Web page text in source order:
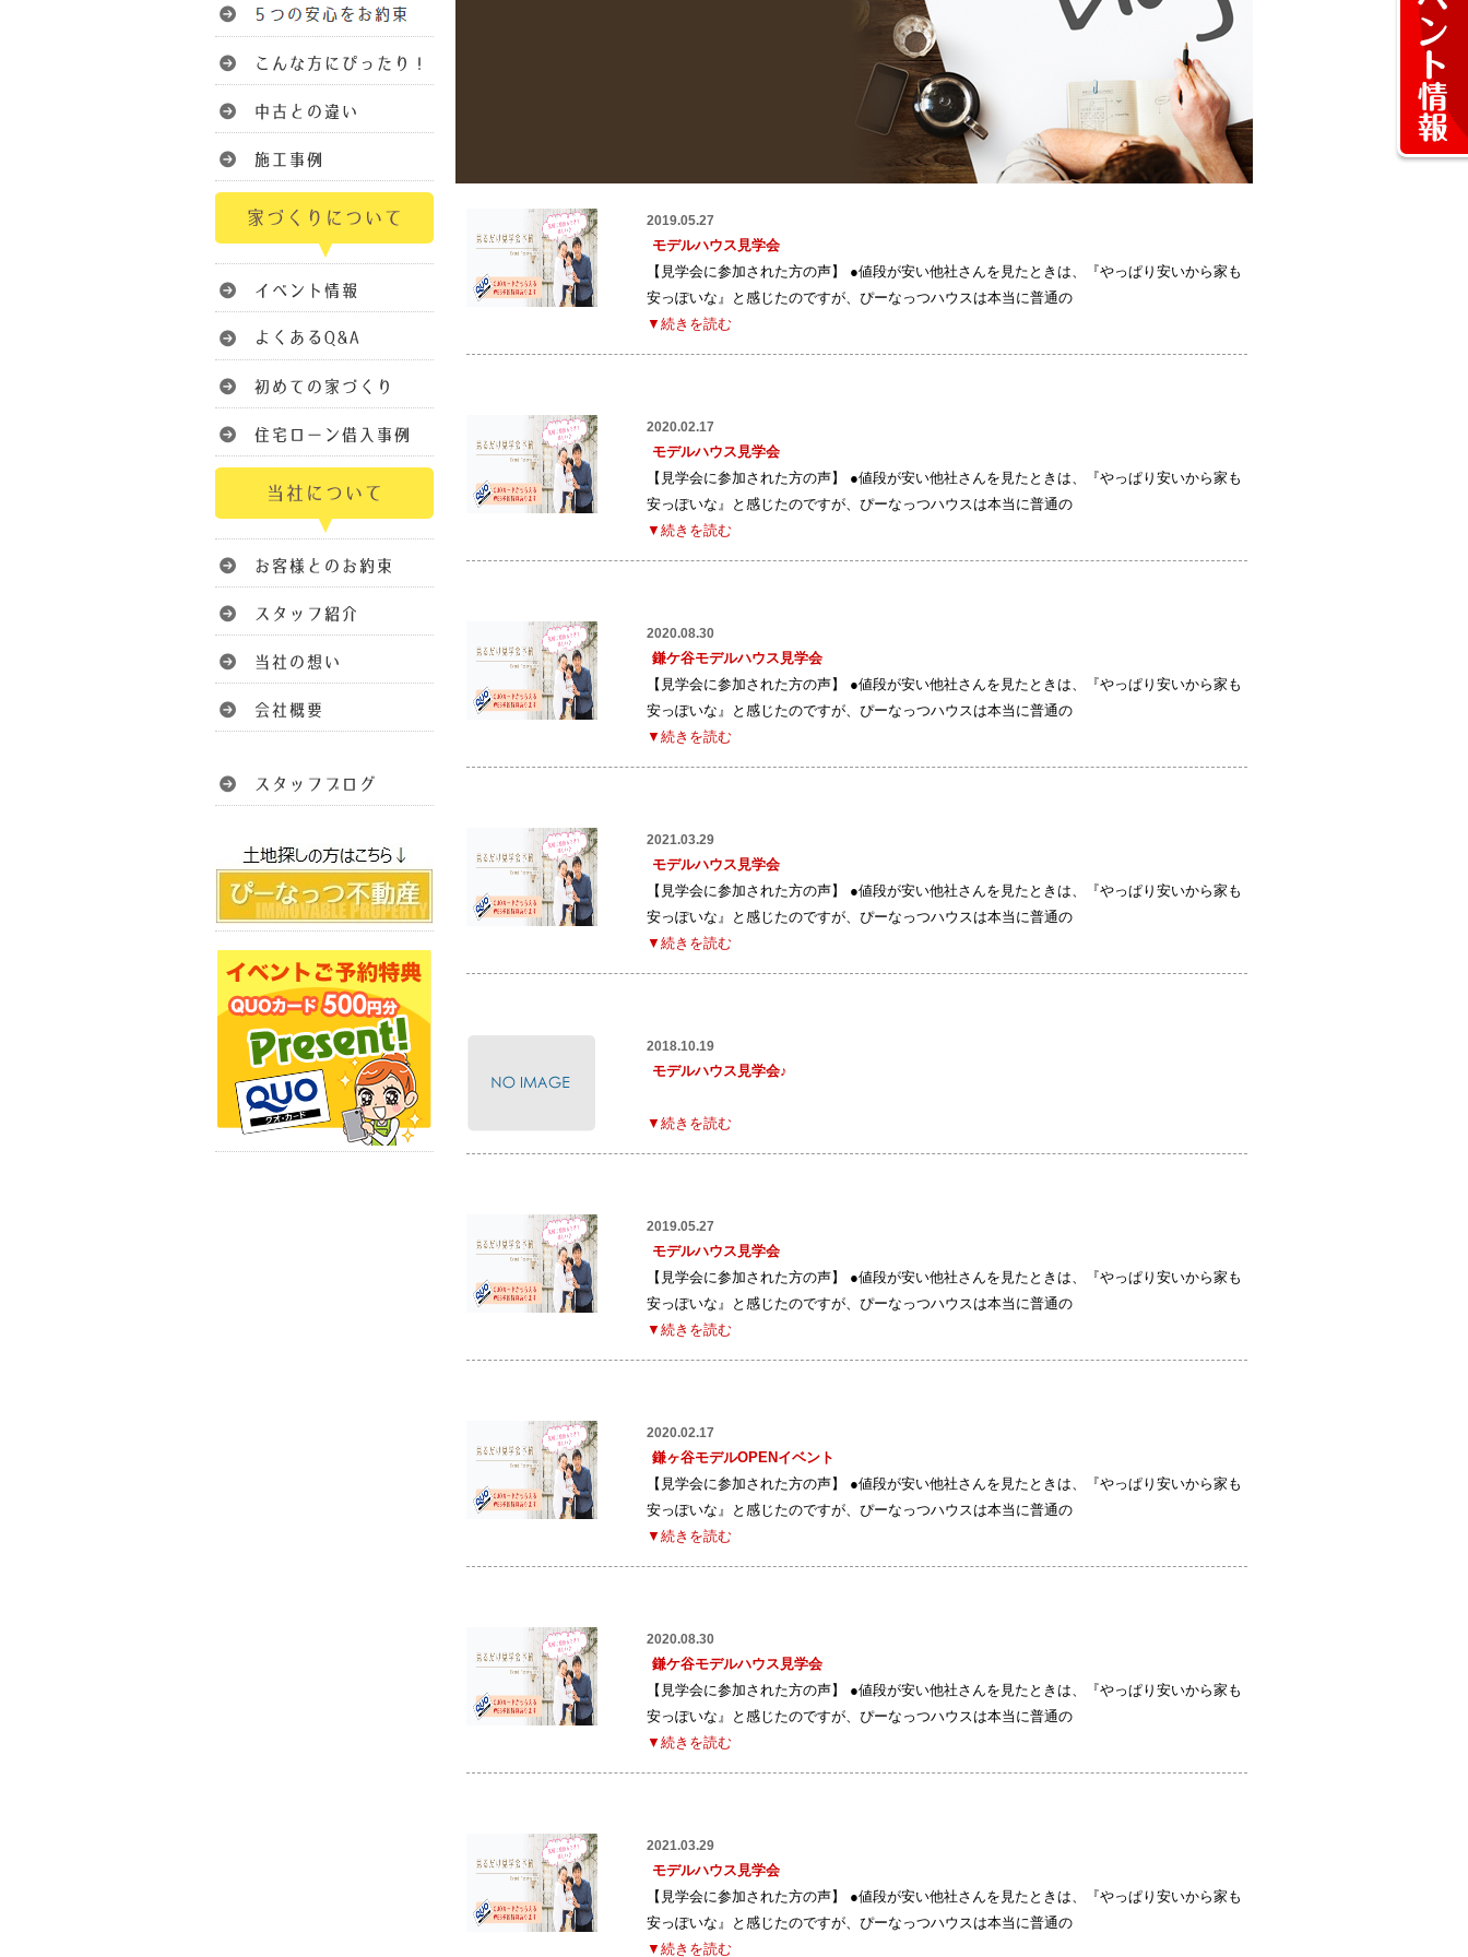
2019.05.27
モデルハウス見学会
【見学会に参加された方の声】 ●値段が安い他社さんを見たときは、『やっぱり安いから家も
安っぽいな』と感じたのですが、ぴーなっつハウスは本当に普通の
▼続きを読む
2020.02.17
モデルハウス見学会
【見学会に参加された方の声】 ●値段が安い他社さんを見たときは、『やっぱり安いから家も
安っぽいな』と感じたのですが、ぴーなっつハウスは本当に普通の
▼続きを読む
2020.08.30
鎌ケ谷モデルハウス見学会
【見学会に参加された方の声】 ●値段が安い他社さんを見たときは、『やっぱり安いから家も
安っぽいな』と感じたのですが、ぴーなっつハウスは本当に普通の
▼続きを読む
2021.03.29
モデルハウス見学会
【見学会に参加された方の声】 ●値段が安い他社さんを見たときは、『やっぱり安いから家も
安っぽいな』と感じたのですが、ぴーなっつハウスは本当に普通の
▼続きを読む
2018.10.19
モデルハウス見学会♪
▼続きを読む
2019.05.27
モデルハウス見学会
【見学会に参加された方の声】 ●値段が安い他社さんを見たときは、『やっぱり安いから家も
安っぽいな』と感じたのですが、ぴーなっつハウスは本当に普通の
▼続きを読む
2020.02.17
鎌ヶ谷モデルOPENイベント
【見学会に参加された方の声】 ●値段が安い他社さんを見たときは、『やっぱり安いから家も
安っぽいな』と感じたのですが、ぴーなっつハウスは本当に普通の
▼続きを読む
2020.08.30
鎌ケ谷モデルハウス見学会
【見学会に参加された方の声】 ●値段が安い他社さんを見たときは、『やっぱり安いから家も
安っぽいな』と感じたのですが、ぴーなっつハウスは本当に普通の
▼続きを読む
2021.03.29
モデルハウス見学会
【見学会に参加された方の声】 ●値段が安い他社さんを見たときは、『やっぱり安いから家も
安っぽいな』と感じたのですが、ぴーなっつハウスは本当に普通の
▼続きを読む